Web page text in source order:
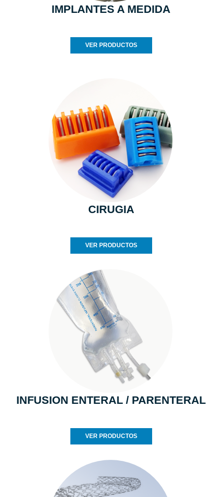
IMPLANTES A MEDIDA
VER PRODUCTOS
CIRUGIA
VER PRODUCTOS
INFUSION ENTERAL / PARENTERAL
VER PRODUCTOS